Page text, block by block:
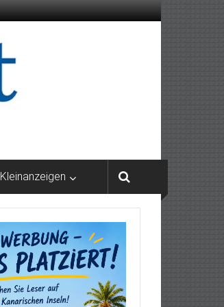
Kleinanzeigen